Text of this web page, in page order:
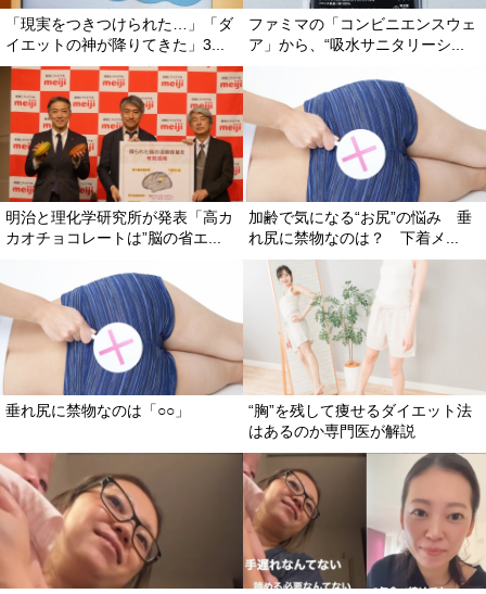
「現実をつきつけられた…」「ダ
イエットの神が降りてきた」3...
ファミマの「コンビニエンスウェ
ア」から、“吸水サニタリーシ...
明治と理化学研究所が発表「高カ
カオチョコレートは”脳の省エ...
加齢で気になる“お尻”の悩み 垂
れ尻に禁物なのは？ 下着メ...
垂れ尻に禁物なのは「○○」
“胸”を残して痩せるダイエット法
はあるのか専門医が解説